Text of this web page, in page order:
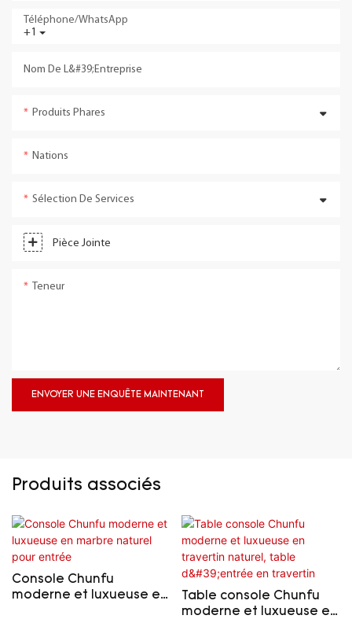
+1
Téléphone/WhatsApp
Nom De L&#39;entreprise
Produits Phares
Nations
Sélection De Services
Pièce Jointe
Teneur
ENVOYER UNE ENQUÊTE MAINTENANT
Produits associés
Console Chunfu
moderne et luxueuse en
Table console Chunfu
moderne et luxueuse en